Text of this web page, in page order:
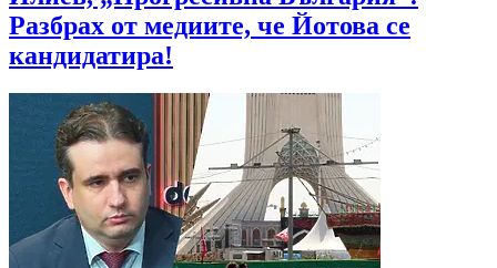
Разбрах от медиите, че Йотова се
кандидатира!